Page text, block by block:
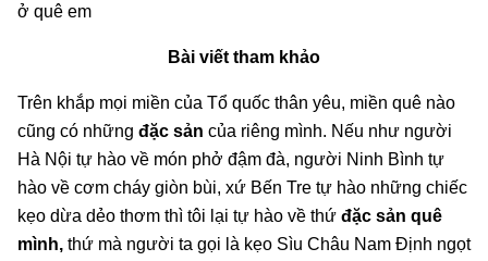
ở quê em
Bài viết tham khảo
Trên khắp mọi miền của Tổ quốc thân yêu, miền quê nào
cũng có những đặc sản của riêng mình. Nếu như người
Hà Nội tự hào về món phở đậm đà, người Ninh Bình tự
hào về cơm cháy giòn bùi, xứ Bến Tre tự hào những chiếc
kẹo dừa dẻo thơm thì tôi lại tự hào về thứ đặc sản quê
mình, thứ mà người ta gọi là kẹo Sìu Châu Nam Định ngọt